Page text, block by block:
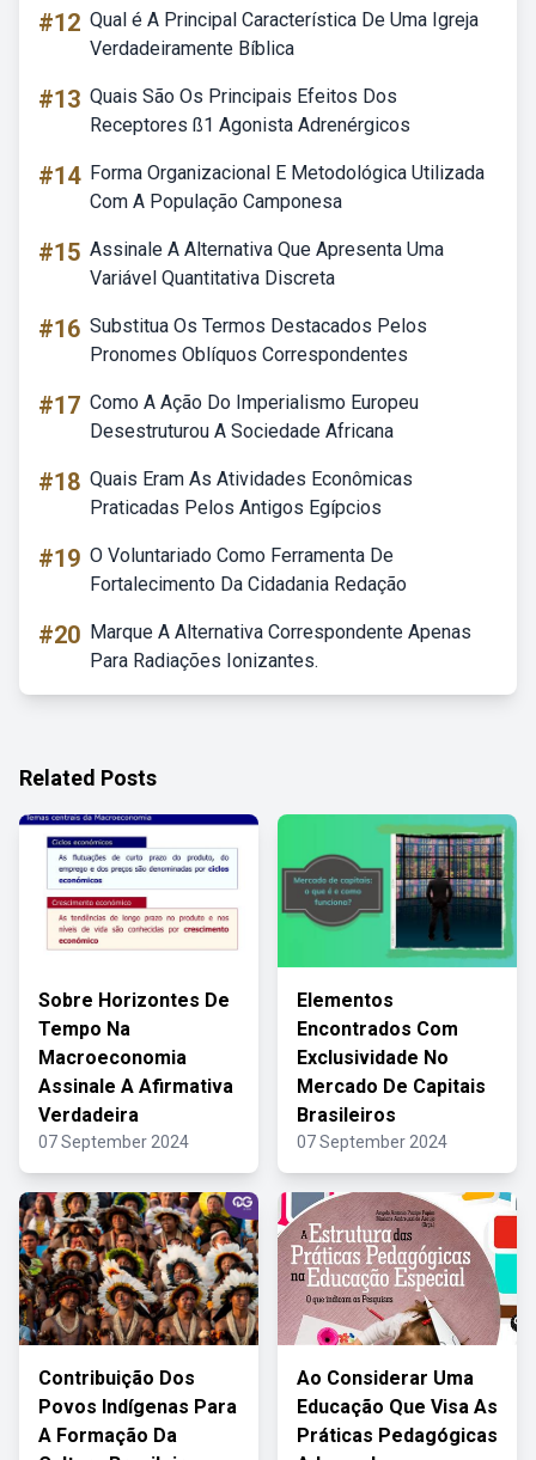
#12 Qual é A Principal Característica De Uma Igreja
Verdadeiramente Bíblica
#13 Quais São Os Principais Efeitos Dos
Receptores ß1 Agonista Adrenérgicos
#14 Forma Organizacional E Metodológica Utilizada
Com A População Camponesa
#15 Assinale A Alternativa Que Apresenta Uma
Variável Quantitativa Discreta
#16 Substitua Os Termos Destacados Pelos
Pronomes Oblíquos Correspondentes
#17 Como A Ação Do Imperialismo Europeu
Desestruturou A Sociedade Africana
#18 Quais Eram As Atividades Econômicas
Praticadas Pelos Antigos Egípcios
#19 O Voluntariado Como Ferramenta De
Fortalecimento Da Cidadania Redação
#20 Marque A Alternativa Correspondente Apenas
Para Radiações Ionizantes.
Related Posts
Sobre Horizontes De
Tempo Na
Macroeconomia
Assinale A Afirmativa
Verdadeira
07 September 2024
Elementos
Encontrados Com
Exclusividade No
Mercado De Capitais
Brasileiros
07 September 2024
Contribuição Dos
Povos Indígenas Para
A Formação Da
Ao Considerar Uma
Educação Que Visa As
Práticas Pedagógicas